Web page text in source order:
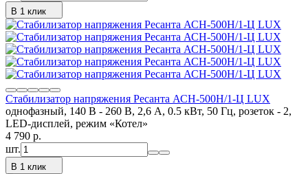
В 1 клик
Стабилизатор напряжения Ресанта АСН-500Н/1-Ц LUX
однофазный, 140 В - 260 В, 2,6 А, 0.5 кВт, 50 Гц, розеток - 2,
LED-дисплей, режим «Котел»
4 790 p.
шт.
В 1 клик